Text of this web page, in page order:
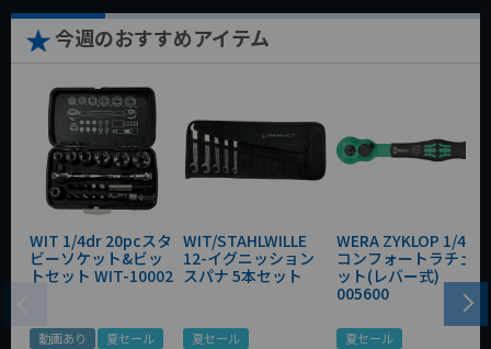
今週のおすすめアイテム
WIT 1/4dr 20pcスタ
ビーソケット&ビッ
トセット WIT-10002
動画あり 夏セール
WIT/STAHLWILLE
12-イグニッション
スパナ 5本セット
夏セール
WERA ZYKLOP 1/4"
コンフォートラチェ
ット(レバー式)
005600
夏セール